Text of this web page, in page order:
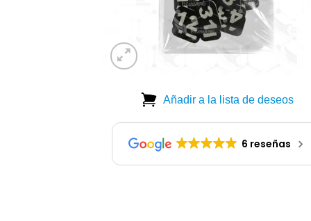
Añadir a la lista de deseos
6 reseñas